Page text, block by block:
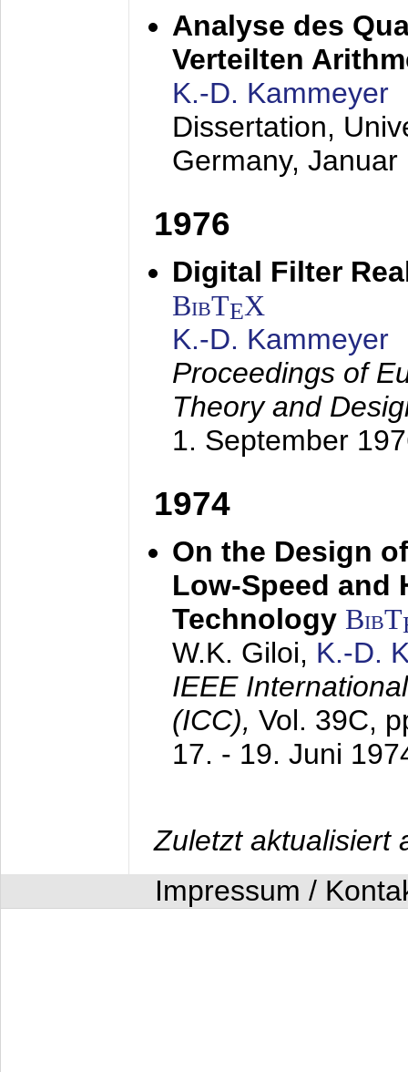
Analyse des
Verteilten
K.-D. Kammeyer
Dissertation,
Germany, Januar
1976
Digital Filter
BibTEX
K.-D. Kammeyer
Proceedings of
Theory and
1. September
1974
On the Design
Low-Speed and
Technology BibT
W.K. Giloi, K.-D.
IEEE
(ICC), Vol. 39C,
17. - 19. Juni
Zuletzt aktualisiert
Impressum /